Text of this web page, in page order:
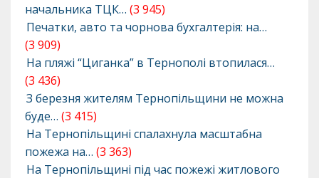
начальника ТЦК… (3 945)
Печатки, авто та чорнова бухгалтерія: на…
(3 909)
На пляжі “Циганка” в Тернополі втопилася…
(3 436)
З березня жителям Тернопільщини не можна
буде… (3 415)
На Тернопільщині спалахнула масштабна
пожежа на… (3 363)
На Тернопільщині під час пожежі житлового